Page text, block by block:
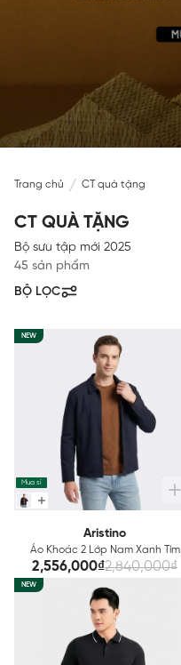
Trang chủ CT quà tặng
CT QUÀ TẶNG
Bộ sưu tập mới 2025
45 sản phẩm
BỘ LỌC
NEW
Mua sỉ
Aristino
Áo Khoác 2 Lớp Nam Xanh Tím
Than Aristino Regular Fit
AJK007EDP01
2,556,000₫2,840,000₫
NEW